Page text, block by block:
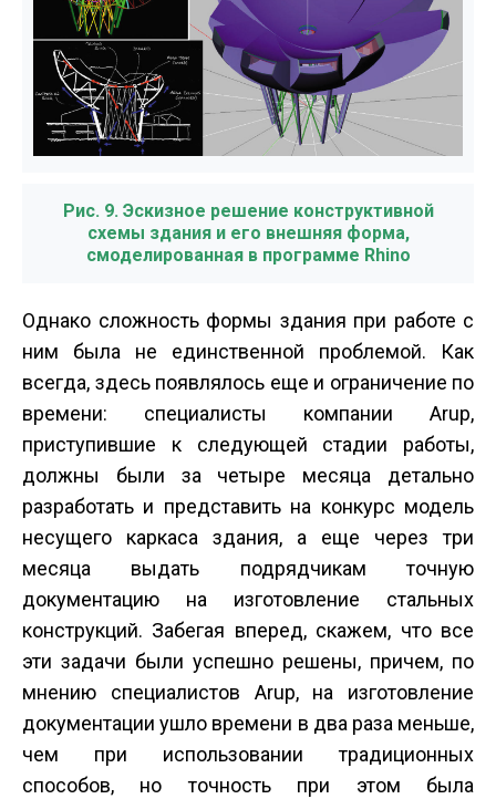
Рис. 9. Эскизное решение конструктивной
схемы здания и его внешняя форма,
смоделированная в программе Rhino
Однако сложность формы здания при работе с
ним была не единственной проблемой. Как
всегда, здесь появлялось еще и ограничение по
времени: специалисты компании Arup,
приступившие к следующей стадии работы,
должны были за четыре месяца детально
разработать и представить на конкурс модель
несущего каркаса здания, а еще через три
месяца выдать подрядчикам точную
документацию на изготовление стальных
конструкций. Забегая вперед, скажем, что все
эти задачи были успешно решены, причем, по
мнению специалистов Arup, на изготовление
документации ушло времени в два раза меньше,
чем при использовании традиционных
способов, но точность при этом была